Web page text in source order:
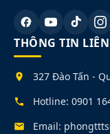
THÔNG TIN LIÊN
327 Đào Tấn -
Hotline: 0901
Email: